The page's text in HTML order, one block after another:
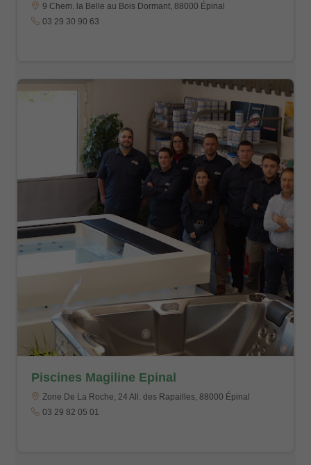
9 Chem. la Belle au Bois Dormant, 88000 Épinal
03 29 30 90 63
Piscines Magiline Epinal
Zone De La Roche, 24 All. des Rapailles, 88000 Épinal
03 29 82 05 01